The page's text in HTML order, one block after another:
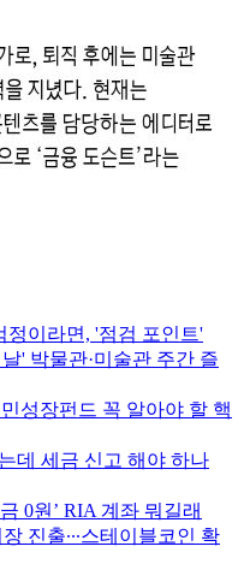
정이라면, '점검 포인트'
' 박물관·미술관 주간 즐
성장펀드 꼭 알아야 할 핵
데 세금 신고 해야 하나
0원’ RIA 계좌 뭐길래
진출∙∙∙스테이블코인 확